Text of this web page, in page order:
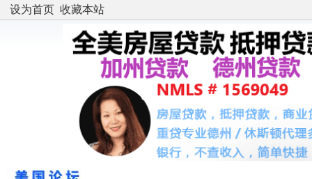
设为首页 收藏本站